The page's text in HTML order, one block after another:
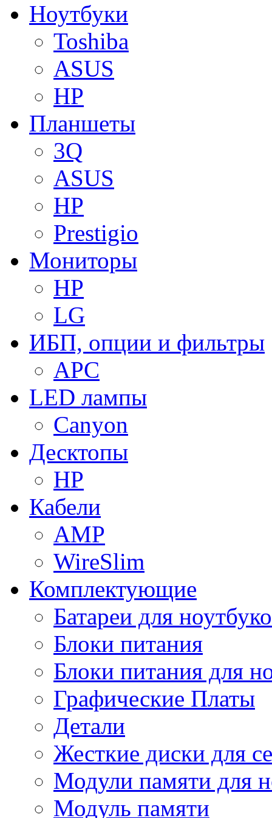
Ноутбуки
Toshiba
ASUS
HP
Планшеты
3Q
ASUS
HP
Prestigio
Мониторы
HP
LG
ИБП, опции и фильтры
APC
LED лампы
Canyon
Десктопы
HP
Кабели
AMP
WireSlim
Комплектующие
Батареи для
Блоки питания
Блоки питания для
Графические Платы
Детали
Жесткие диски для
Модули памяти для
Модуль памяти